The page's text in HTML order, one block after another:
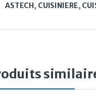
ASTECH, CUISINIERE,